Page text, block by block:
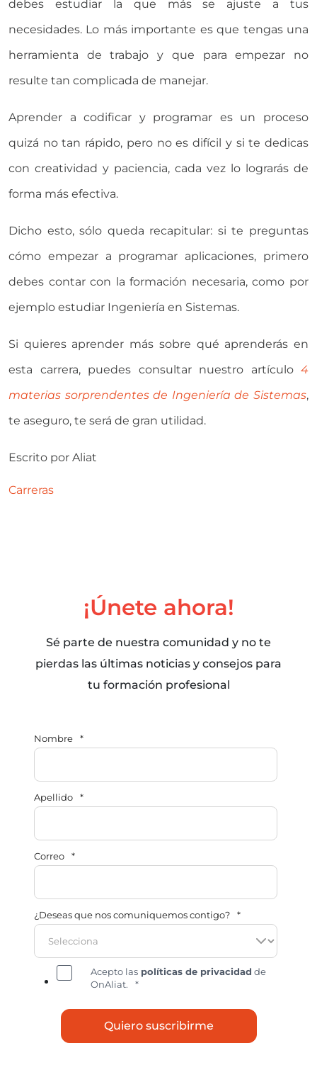
debes estudiar la que más se ajuste a tus
necesidades. Lo más importante es que tengas una
herramienta de trabajo y que para empezar no
resulte tan complicada de manejar.
Aprender a codificar y programar es un proceso
quizá no tan rápido, pero no es difícil y si te dedicas
con creatividad y paciencia, cada vez lo lograrás de
forma más efectiva.
Dicho esto, sólo queda recapitular: si te preguntas
cómo empezar a programar aplicaciones, primero
debes contar con la formación necesaria, como por
ejemplo estudiar Ingeniería en Sistemas.
Si quieres aprender más sobre qué aprenderás en
esta carrera, puedes consultar nuestro artículo 4
materias sorprendentes de Ingeniería de Sistemas,
te aseguro, te será de gran utilidad.
Escrito por Aliat
Carreras
¡Únete ahora!
Sé parte de nuestra comunidad y no te
pierdas las últimas noticias y consejos para
tu formación profesional
Nombre *
Apellido *
Correo *
¿Deseas que nos comuniquemos contigo? *
Acepto las políticas de privacidad de
OnAliat.
*